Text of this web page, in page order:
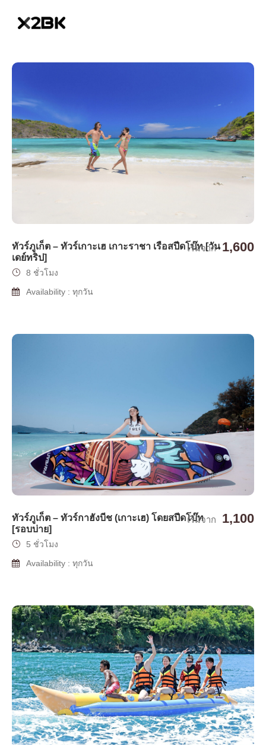
ทัวร์ภูเก็ต – ทัวร์เกาะเฮ เกาะราชา เรือสปีดโบ๊ท [วัน
เดย์ทริป]
เริ่มจาก 1,600
8 ชั่วโมง
Availability : ทุกวัน
ทัวร์ภูเก็ต – ทัวร์กาฮังบีช (เกาะเฮ) โดยสปีดโบ๊ท
[รอบบ่าย]
เริ่มจาก 1,100
5 ชั่วโมง
Availability : ทุกวัน